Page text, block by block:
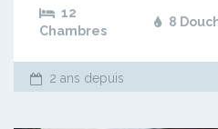
12
Chambres
8
2 ans depuis